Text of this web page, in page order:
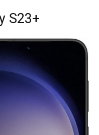
S23+